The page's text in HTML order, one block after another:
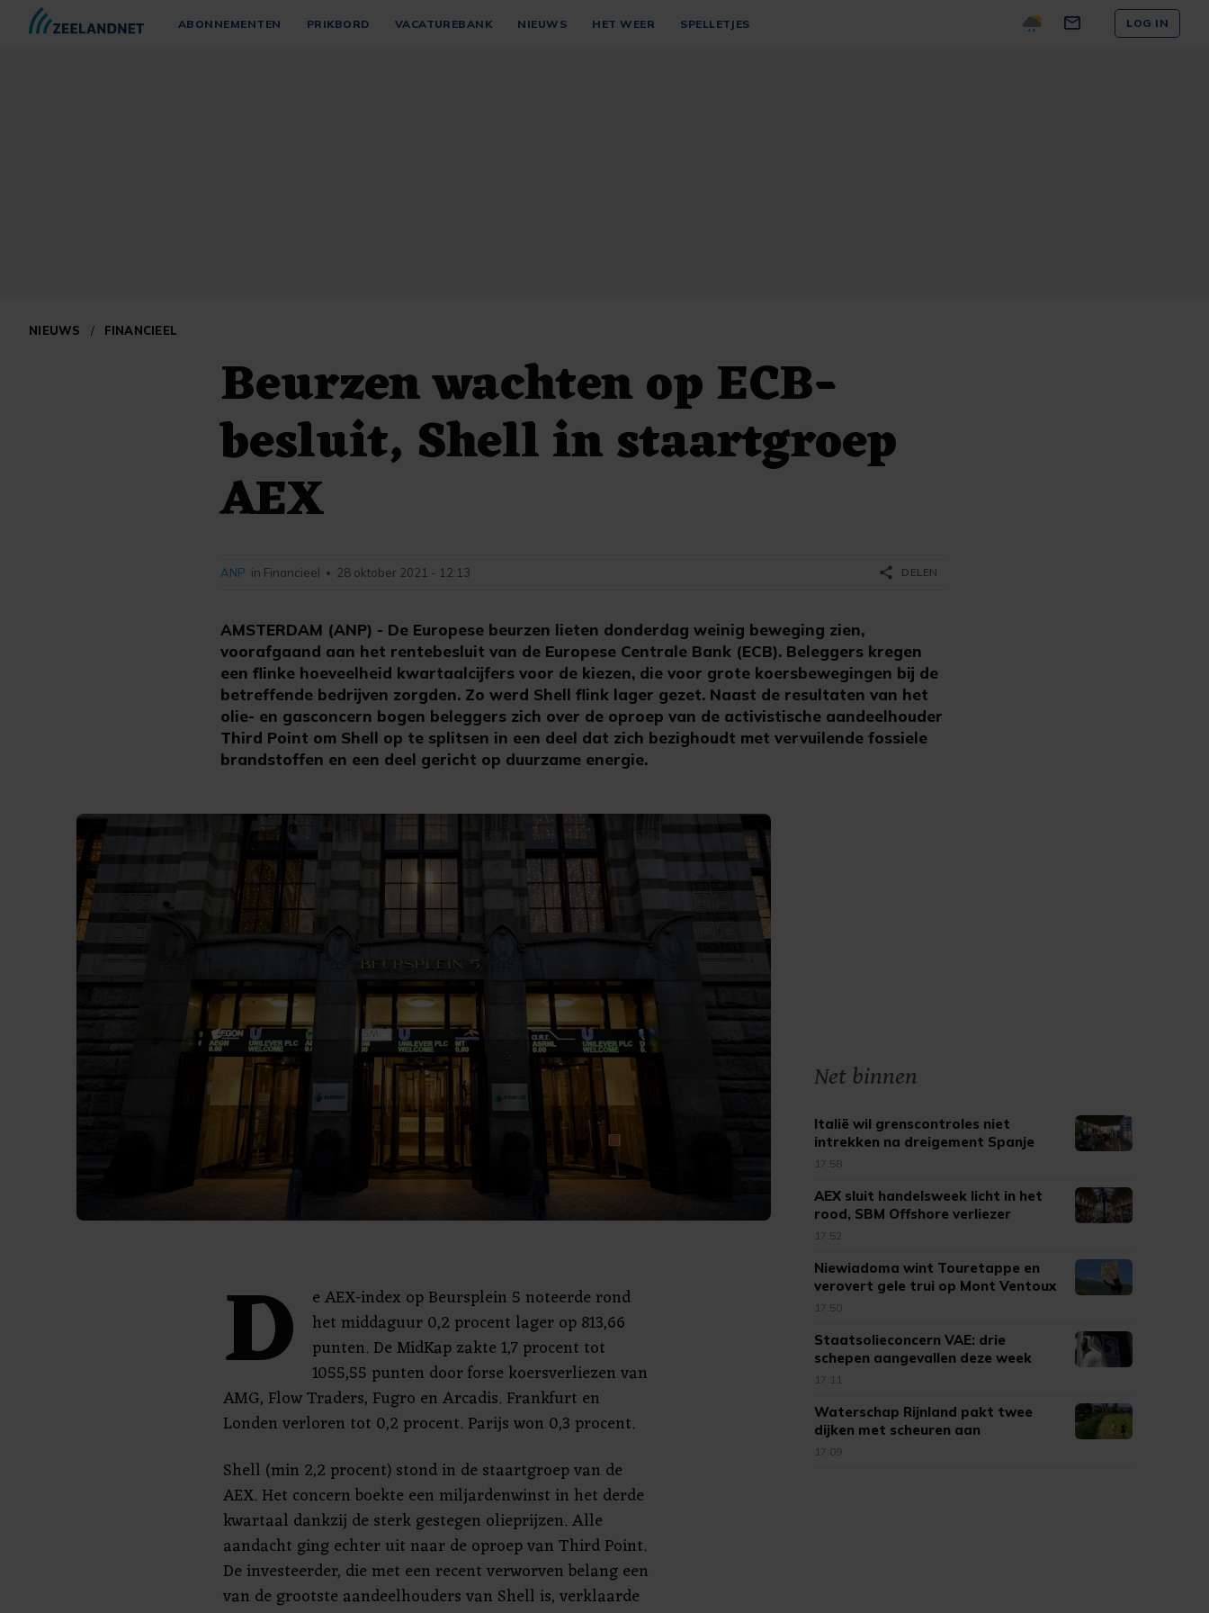
ABONNEMENTEN PRIKBORD VACATUREBANK NIEUWS HET WEER SPELLETJES LOG IN
NIEUWS / FINANCIEEL
Beurzen wachten op ECB-
besluit, Shell in staartgroep
AEX
AMSTERDAM (ANP) - De Europese beurzen lieten donderdag weinig beweging zien,
voorafgaand aan het rentebesluit van de Europese Centrale Bank (ECB). Beleggers kregen
een flinke hoeveelheid kwartaalcijfers voor de kiezen, die voor grote koersbewegingen bij de
betreffende bedrijven zorgden. Zo werd Shell flink lager gezet. Naast de resultaten van het
olie- en gasconcern bogen beleggers zich over de oproep van de activistische aandeelhouder
Third Point om Shell op te splitsen in een deel dat zich bezighoudt met vervuilende fossiele
brandstoffen en een deel gericht op duurzame energie.
ANP in Financieel • 28 oktober 2021 - 12:13 share DELEN
D
e AEX-index op Beursplein 5 noteerde rond
het middaguur 0,2 procent lager op 813,66
punten. De MidKap zakte 1,7 procent tot
1055,55 punten door forse koersverliezen van
AMG, Flow Traders, Fugro en Arcadis. Frankfurt en
Londen verloren tot 0,2 procent. Parijs won 0,3 procent.
Shell (min 2,2 procent) stond in de staartgroep van de
AEX. Het concern boekte een miljardenwinst in het derde
kwartaal dankzij de sterk gestegen olieprijzen. Alle
aandacht ging echter uit naar de oproep van Third Point.
De investeerder, die met een recent verworven belang een
van de grootste aandeelhouders van Shell is, verklaarde
Net binnen
Italië wil grenscontroles niet
intrekken na dreigement Spanje
17:58
AEX sluit handelsweek licht in het
rood, SBM Offshore verliezer
17:52
Niewiadoma wint Touretappe en
verovert gele trui op Mont Ventoux
17:50
Staatsolieconcern VAE: drie
schepen aangevallen deze week
17:11
Waterschap Rijnland pakt twee
dijken met scheuren aan
17:09